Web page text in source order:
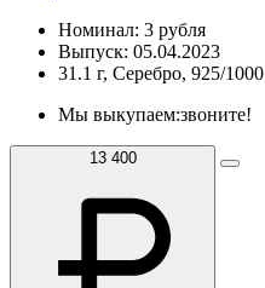
Номинал: 3 рубля
Выпуск: 05.04.2023
31.1 г, Серебро, 925/1000
Мы выкупаем:звоните!
13 400